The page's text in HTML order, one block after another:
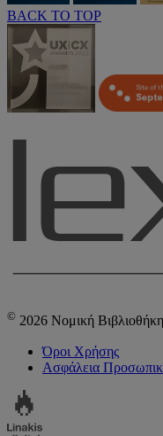
BACK TO TOP
© 2026 Νομική
Όροι Χρήσης
Ασφάλεια